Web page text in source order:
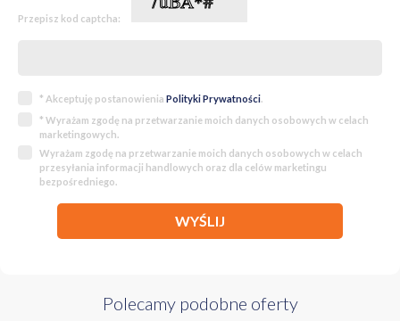
Przepisz kod captcha:
* Akceptuję postanowienia Polityki Prywatności.
* Wyrażam zgodę na przetwarzanie moich danych osobowych w celach
marketingowych.
Wyrażam zgodę na przetwarzanie moich danych osobowych w celach
przesyłania informacji handlowych oraz dla celów marketingu
bezpośredniego.
WYŚLIJ
Polecamy podobne oferty